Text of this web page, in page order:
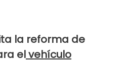
la reforma de
elvehículo